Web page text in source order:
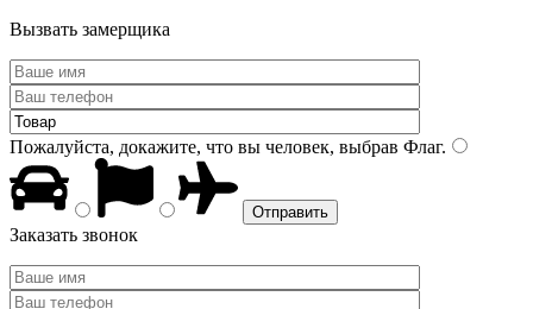
Вызвать замерщика
Пожалуйста, докажите, что вы человек, выбрав Флаг.
Заказать звонок